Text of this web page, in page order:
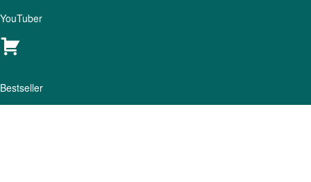
YouTuber
Bestseller